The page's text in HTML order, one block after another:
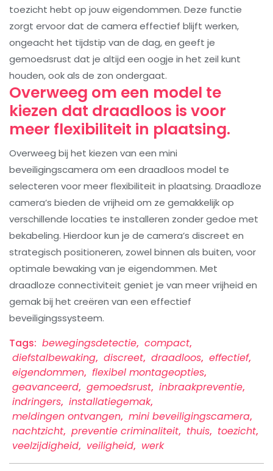
toezicht hebt op jouw eigendommen. Deze functie
zorgt ervoor dat de camera effectief blijft werken,
ongeacht het tijdstip van de dag, en geeft je
gemoedsrust dat je altijd een oogje in het zeil kunt
houden, ook als de zon ondergaat.
Overweeg om een model te
kiezen dat draadloos is voor
meer flexibiliteit in plaatsing.
Overweeg bij het kiezen van een mini
beveiligingscamera om een draadloos model te
selecteren voor meer flexibiliteit in plaatsing. Draadloze
camera’s bieden de vrijheid om ze gemakkelijk op
verschillende locaties te installeren zonder gedoe met
bekabeling. Hierdoor kun je de camera’s discreet en
strategisch positioneren, zowel binnen als buiten, voor
optimale bewaking van je eigendommen. Met
draadloze connectiviteit geniet je van meer vrijheid en
gemak bij het creëren van een effectief
beveiligingssysteem.
Tags: bewegingsdetectie, compact,
diefstalbewaking, discreet, draadloos, effectief,
eigendommen, flexibel montageopties,
geavanceerd, gemoedsrust, inbraakpreventie,
indringers, installatiegemak,
meldingen ontvangen, mini beveiligingscamera,
nachtzicht, preventie criminaliteit, thuis, toezicht,
veelzijdigheid, veiligheid, werk